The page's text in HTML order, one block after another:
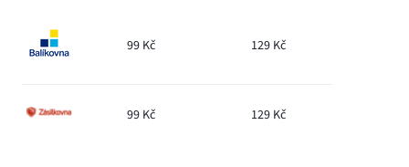
99 Kč 129 Kč
99 Kč 129 Kč